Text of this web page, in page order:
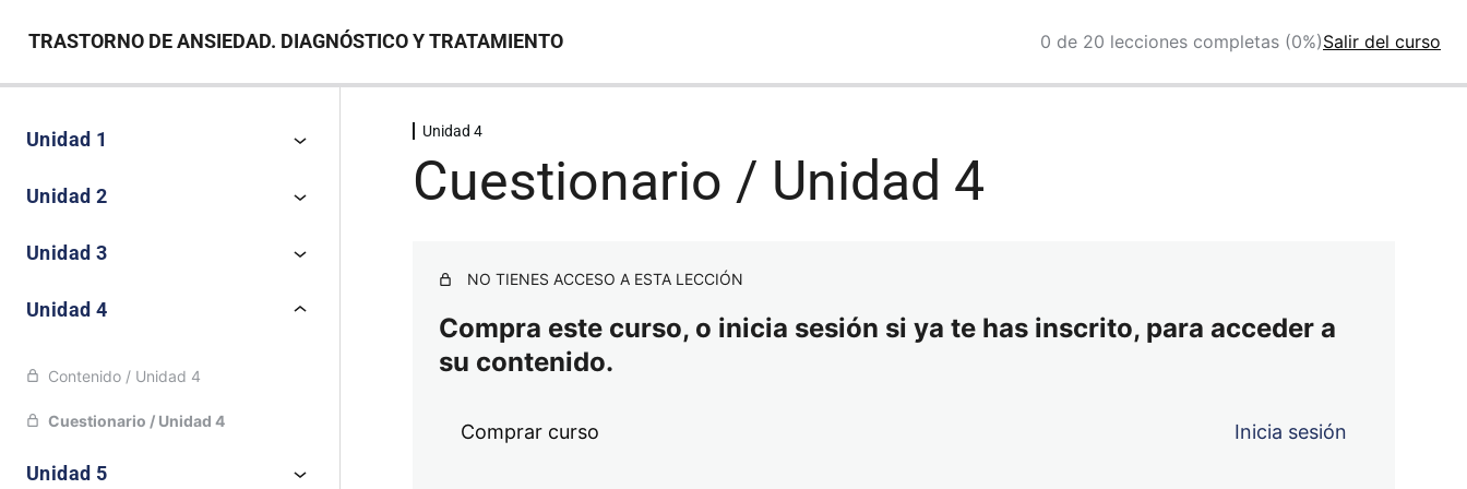
TRASTORNO DE ANSIEDAD. DIAGNÓSTICO Y TRATAMIENTO 0 de 20 lecciones completas (0%)Salir del curso
Unidad 1
Unidad 2
Unidad 3
Unidad 4
Contenido / Unidad 4
Cuestionario / Unidad 4
Unidad 5
Unidad 4
Cuestionario / Unidad 4
NO TIENES ACCESO A ESTA LECCIÓN
Compra este curso, o inicia sesión si ya te has inscrito, para acceder a
su contenido.
Comprar curso Inicia sesión